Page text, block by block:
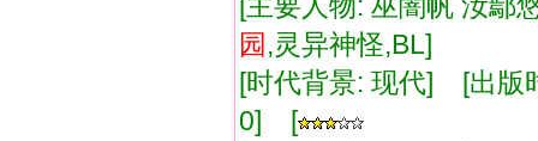
园,灵异神怪,BL]
[时代背景: 现代] [出
0] [